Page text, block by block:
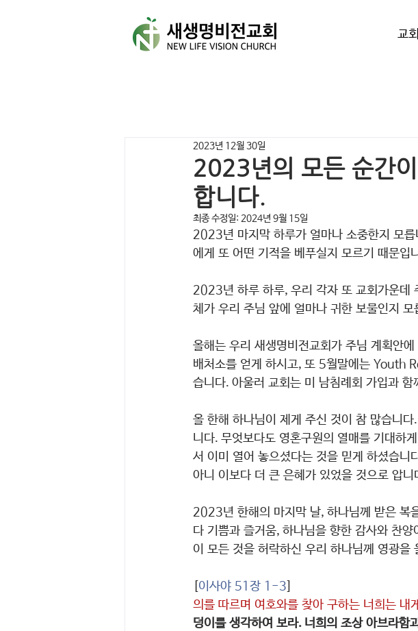
교
2023년의 모든 순간
합니다.
2023년 12월 30일
최종 수정일: 2024년 9월 15일
2023년 마지막 하루가 얼마나 소중한지 모
에게 또 어떤 기적을 베푸실지 모르기 때문입
2023년 하루 하루, 우리 각자 또 교회가운데
체가 우리 주님 앞에 얼마나 귀한 보물인지
올해는 우리 새생명비전교회가 주님 계획안
배처소를 얻게 하시고, 또 5월말에는 Youth
습니다. 아울러 교회는 미 남침례회 가입과
올 한해 하나님이 제게 주신 것이 참 많습니
니다. 무엇보다도 영혼구원의 열매를 기대하
서 이미 열어 놓으셨다는 것을 믿게 하셨습
아니 이보다 더 큰 은혜가 있었을 것으로 압니
2023년 한해의 마지막 날, 하나님께 받은 복
다 기쁨과 즐거움, 하나님을 향한 감사와 찬
이 모든 것을 허락하신 우리 하나님께 영광을
이사야 51장 1-3
의를 따르며 여호와를 찾아 구하는 너희는 내
덩이를 생각하여 보라. 너희의 조상 아브라함